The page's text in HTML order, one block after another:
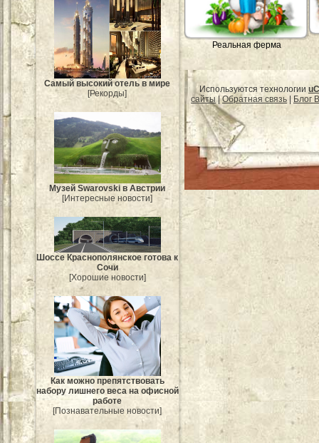
Самый высокий отель в мире
[Рекорды]
Музей Swarovski в Австрии
[Интересные новости]
Шоссе Краснополянское готова к
Сочи
[Хорошие новости]
Как можно препятствовать
набору лишнего веса на офисной
работе
[Познавательные новости]
Реальная ферма
Используются технологии
сайты|Обратная связь Блог